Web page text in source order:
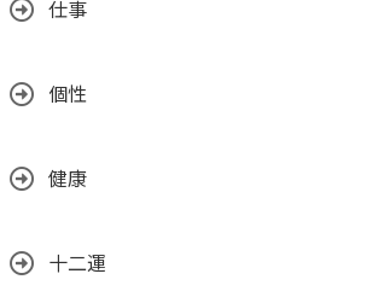
仕事
個性
健康
十二運